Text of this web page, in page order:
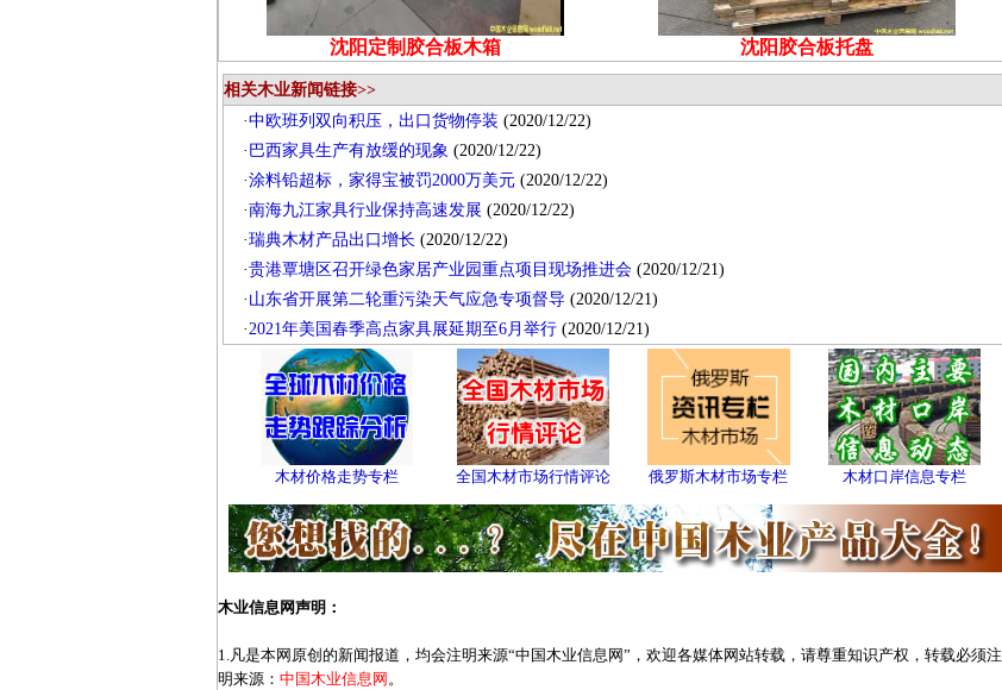
沈阳定制胶合板木箱 沈阳胶合板托盘
相关木业新闻链接>>
·中欧班列双向积压，出口货物停装 (2020/12/22)
· 巴西家具生产有放缓的现象 (2020/12/22)
·涂料铅超标，家得宝被罚2000万美元(2020/12/22)
·南海九江家具行业保持高速发展 (2020/12/22)
·瑞典木材产品出口增长 (2020/12/22)
·贵港覃塘区召开绿色家居产业园重点项目现场推进会(2020/12/21)
· 山东省开展第二轮重污染天气应急专项督导 (2020/12/21)
·2021年美国春季高点家具展延期至6月举行(2020/12/21)
木材价格走势专栏 全国木材市场行情评论 俄罗斯木材市场专栏 木材口岸信息专栏
木业信息网声明：
1.凡是本网原创的新闻报道，均会注明来源“中国木业信息网”，欢迎各媒体网站转载，请尊重知识产权，转载必须注
明来源： 中国木业信息网 。